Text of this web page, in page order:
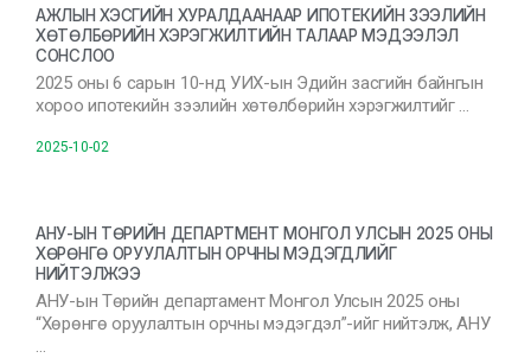
АЖЛЫН ХЭСГИЙН ХУРАЛДААНААР ИПОТЕКИЙН ЗЭЭЛИЙН
ХӨТӨЛБӨРИЙН ХЭРЭГЖИЛТИЙН ТАЛААР МЭДЭЭЛЭЛ
СОНСЛОО
2025 оны 6 сарын 10-нд УИХ-ын Эдийн засгийн байнгын
хороо ипотекийн зээлийн хөтөлбөрийн хэрэгжилтийг …
2025-10-02
АНУ-ЫН ТӨРИЙН ДЕПАРТМЕНТ МОНГОЛ УЛСЫН 2025 ОНЫ
ХӨРӨНГӨ ОРУУЛАЛТЫН ОРЧНЫ МЭДЭГДЛИЙГ
НИЙТЭЛЖЭЭ
АНУ-ын Төрийн департамент Монгол Улсын 2025 оны
“Хөрөнгө оруулалтын орчны мэдэгдэл”-ийг нийтэлж, АНУ
…